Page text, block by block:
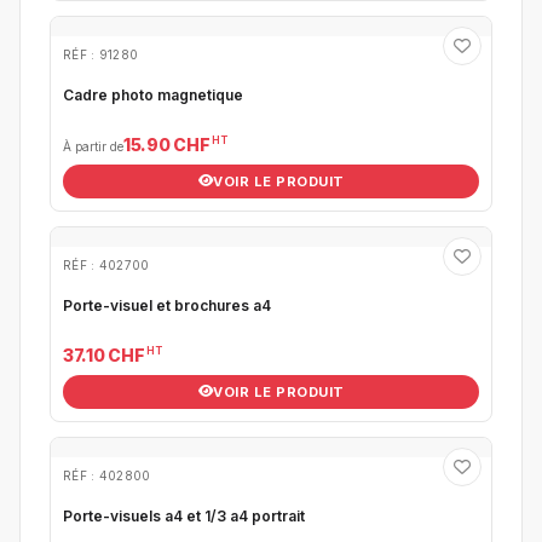
RÉF : 91280
Cadre photo magnetique
À partir de15.90 CHF HT
VOIR LE PRODUIT
RÉF : 402700
Porte-visuel et brochures a4
37.10 CHF HT
VOIR LE PRODUIT
RÉF : 402800
Porte-visuels a4 et 1/3 a4 portrait